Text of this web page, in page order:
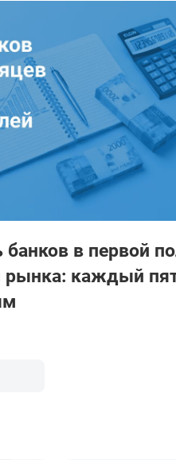
в первой
рынка: каждый